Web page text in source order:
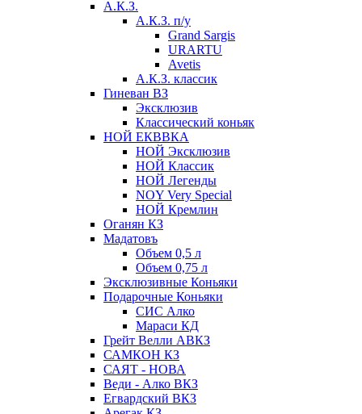
А.К.З.
А.К.З. п/у
Grand Sargis
URARTU
Avetis
А.К.З. классик
Гиневан ВЗ
Эксклюзив
Классический коньяк
НОЙ ЕКВВКА
НОЙ Эксклюзив
НОЙ Классик
НОЙ Легенды
NOY Very Speсial
НОЙ Кремлин
Оганян КЗ
Мадатовъ
Объем 0,5 л
Объем 0,75 л
Эксклюзивные Коньяки
Подарочные Коньяки
СИС Алко
Мараси КД
Грейт Велли АВКЗ
САМКОН КЗ
САЯТ - НОВА
Веди - Алко ВКЗ
Егвардский ВКЗ